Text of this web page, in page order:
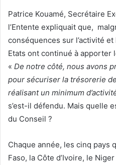
Patrice Kouamé, Secrétaire
l’Entente expliquait que,
conséquences sur l’activité
Etats ont continué à apporter
« De notre côté, nous avons
pour sécuriser la trésorerie
réalisant un minimum
s’est-il défendu. Mais quelle
du Conseil ?
Chaque année, les cinq pays
Faso, la Côte d’Ivoire, le